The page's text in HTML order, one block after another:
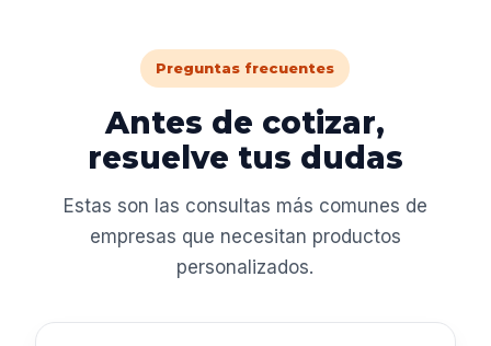
Preguntas frecuentes
Antes de cotizar,
resuelve tus dudas
Estas son las consultas más comunes de
empresas que necesitan productos
personalizados.